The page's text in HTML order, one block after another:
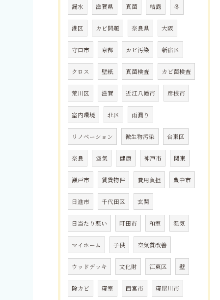
漏水 滋賀県 真菌 結露 冬
港区 カビ問題 奈良県 大阪
守口市 京都 カビ汚染 新宿区
クロス 壁紙 真菌検査 カビ菌検査
荒川区 滋賀 近江八幡市 彦根市
室内環境 北区 雨漏り
リノベーション 微生物汚染 台東区
奈良 空気 健康 神戸市 関東
瀬戸市 賃貸物件 費用負担 豊中市
日進市 千代田区 玄関
日当たり悪い 町田市 和室 湿気
マイホーム 子供 空気質改善
ウッドデッキ 文化財 江東区 壁
除カビ 寝室 西宮市 寝屋川市